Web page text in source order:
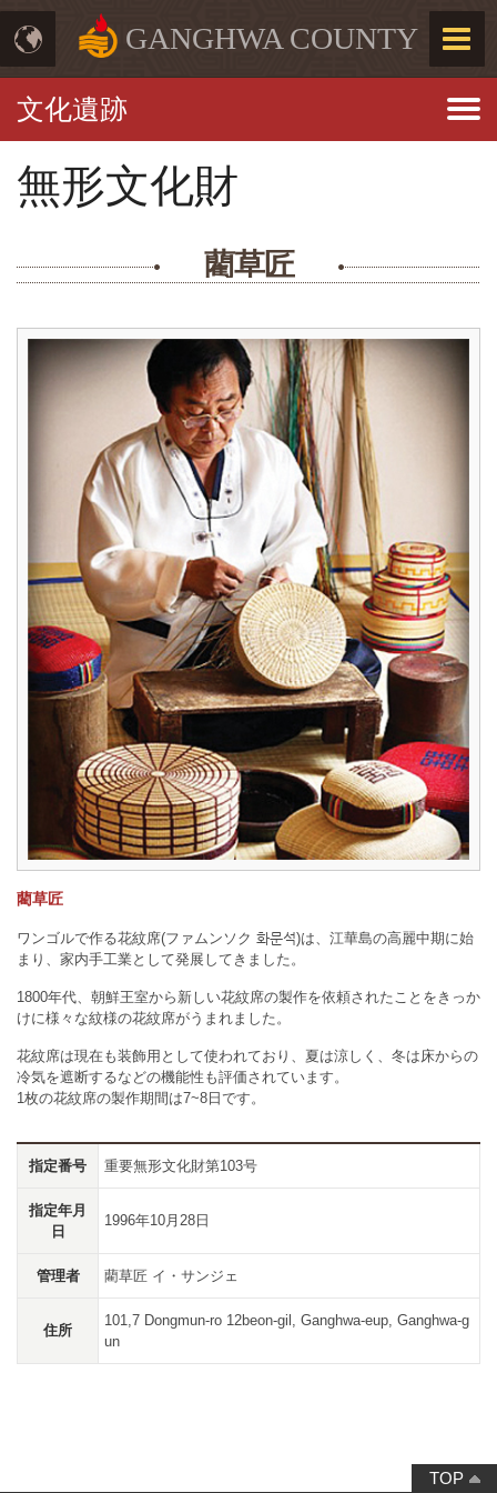
GANGHWA COUNTY
文化遺跡
無形文化財
藺草匠
藺草匠
ワンゴルで作る花紋席(ファムンソク 화문석)は、江華島の高麗中期に始
まり、家内手工業として発展してきました。
1800年代、朝鮮王室から新しい花紋席の製作を依頼されたことをきっか
けに様々な紋様の花紋席がうまれました。
花紋席は現在も装飾用として使われており、夏は涼しく、冬は床からの
冷気を遮断するなどの機能性も評価されています。
1枚の花紋席の製作期間は7~8日です。
藺草匠
指定番号 重要無形文化財第103号
指定年月
日
1996年10月28日
管理者 藺草匠 イ・サンジェ
住所
101,7 Dongmun-ro 12beon-gil, Ganghwa-eup, Ganghwa-g
un
TOP